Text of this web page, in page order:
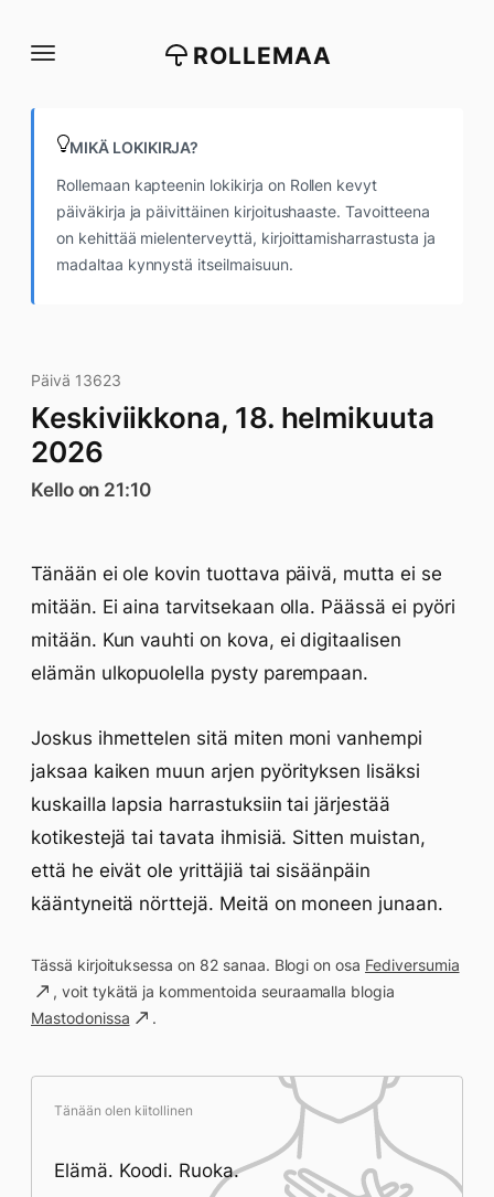
suoraan
ROLLEMAA
MIKÄ LOKIKIRJA?
Rollemaan kapteenin lokikirja on Rollen kevyt
päiväkirja ja päivittäinen kirjoitushaaste. Tavoitteena
on kehittää mielenterveyttä, kirjoittamisharrastusta ja
madaltaa kynnystä itseilmaisuun.
Päivä 13623
Keskiviikkona, 18. helmikuuta
2026
Kello on 21:10
Tänään ei ole kovin tuottava päivä, mutta ei se
mitään. Ei aina tarvitsekaan olla. Päässä ei pyöri
mitään. Kun vauhti on kova, ei digitaalisen
elämän ulkopuolella pysty parempaan.
Joskus ihmettelen sitä miten moni vanhempi
jaksaa kaiken muun arjen pyörityksen lisäksi
kuskailla lapsia harrastuksiin tai järjestää
kotikestejä tai tavata ihmisiä. Sitten muistan,
että he eivät ole yrittäjiä tai sisäänpäin
kääntyneitä nörttejä. Meitä on moneen junaan.
Tässä kirjoituksessa on 82 sanaa. Blogi on osa Fediversumia
, voit tykätä ja kommentoida seuraamalla blogia
Mastodonissa
.
Tänään olen kiitollinen
Elämä. Koodi. Ruoka.